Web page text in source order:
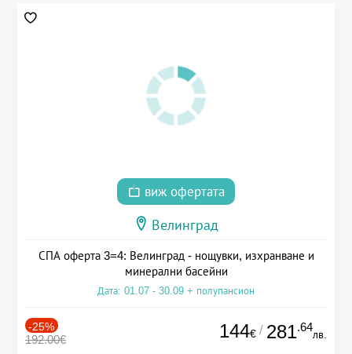
виж офертата
Велинград
СПА оферта 3=4: Велинград - нощувки, изхранване и
минерални басейни
Дата: 01.07 - 30.09 + полупансион
-25%
192.00€ 144€ / 281.64
лв.